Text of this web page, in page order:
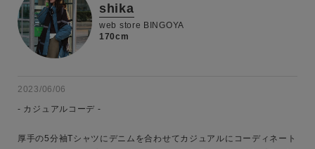
shika
web store BINGOYA
170cm
2023/06/06
- カジュアルコーデ -
厚手の5分袖Tシャツにデニムを合わせてカジュアルにコーディネート